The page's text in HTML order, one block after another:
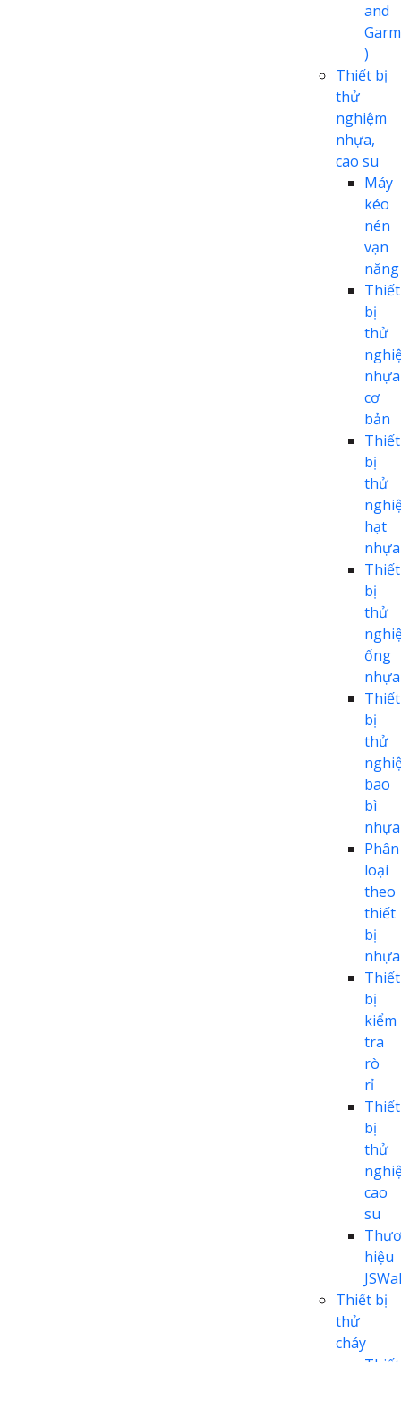
and
)
Thiết bị
thử
nghiệm
nhựa,
cao su
Máy
kéo
nén
vạn
năng
Thiết
bị
thử
nhựa
cơ
bản
Thiết
bị
thử
hạt
nhựa
Thiết
bị
thử
ống
nhựa
Thiết
bị
thử
bao
bì
nhựa
Phân
loại
theo
thiết
bị
nhựa
Thiết
bị
kiểm
tra
rò
rỉ
Thiết
bị
thử
cao
su
hiệu
Thiết bị
thử
cháy
Thiết